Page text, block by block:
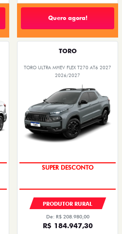
Quero agora!
TORO
TORO ULTRA MHEV FLEX T270 AT6 2027
2026/2027
SUPER DESCONTO
PRODUTOR RURAL
De: R$ 208.980,00
R$ 184.947,30